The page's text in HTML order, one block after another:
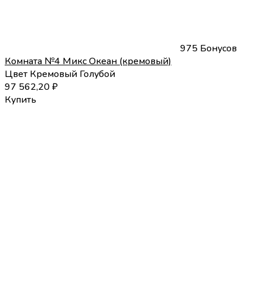
975 Бонусов
Комната №4 Микс Океан (кремовый)
Цвет Кремовый Голубой
97 562,20₽
Купить